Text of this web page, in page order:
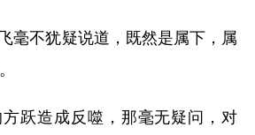
毫不犹疑说道，既然是属下，属
跃造成反噬，那毫无疑问，对